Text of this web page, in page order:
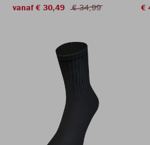
vanaf € 30,49
€ 34,99
€